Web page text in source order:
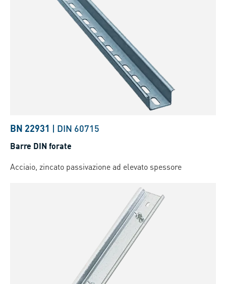
BN 22931 | DIN 60715
Barre DIN forate
Acciaio, zincato passivazione ad elevato spessore